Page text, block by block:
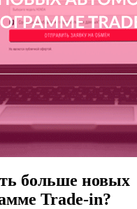
больше новых
Trade-in?